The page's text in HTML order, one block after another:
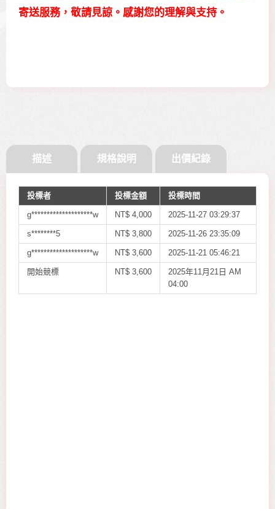
寄送服務，敬請見諒。感謝您的理解與支持。
出價紀錄
描述 規格說明
投標者 投標金額 投標時間
g********************w NT$ 4,000 2025-11-27 03:29:37
s********5 NT$ 3,800 2025-11-26 23:35:09
g********************w NT$ 3,600 2025-11-21 05:46:21
開始競標 NT$ 3,600
2025年11月21日 AM
04:00